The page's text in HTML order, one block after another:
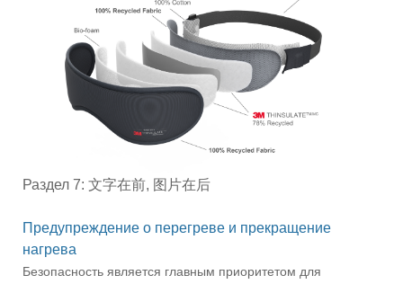
Раздел 7: 文字在前, 图片在后
Предупреждение о перегреве и прекращение
нагрева
Безопасность является главным приоритетом для